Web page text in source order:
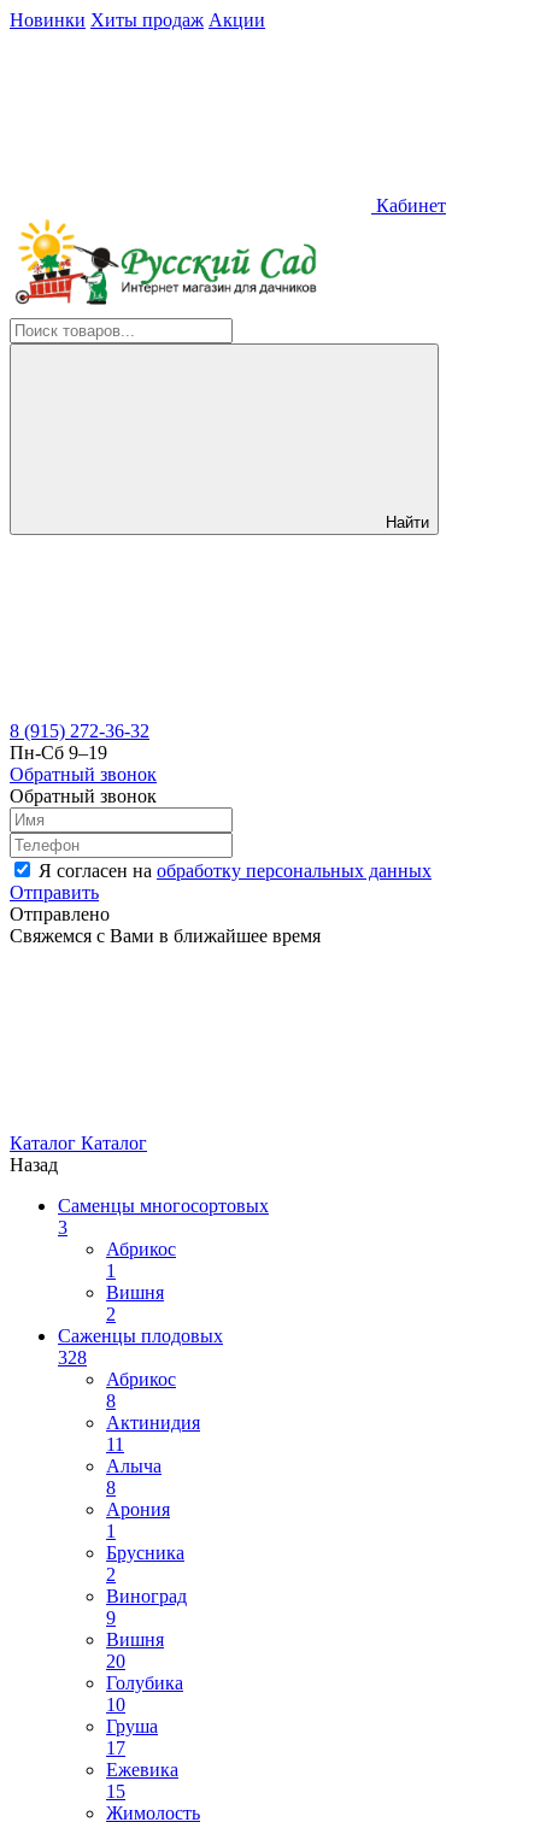
Новинки Хиты продаж Акции
Кабинет
Найти
8 (915) 272-36-32
Пн-Сб 9–19
Обратный звонок
Обратный звонок
Я согласен на обработку персональных данных
Отправить
Отправлено
Свяжемся с Вами в ближайшее время
Каталог Каталог
Назад
Саменцы многосортовых
3
Абрикос
1
Вишня
2
Саженцы плодовых
328
Абрикос
8
Актинидия
11
Алыча
8
Арония
1
Брусника
2
Виноград
9
Вишня
20
Голубика
10
Груша
17
Ежевика
15
Жимолость